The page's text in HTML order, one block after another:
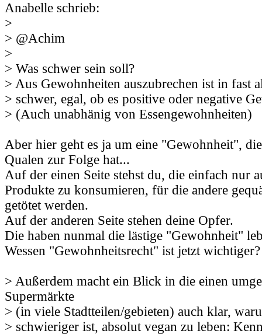
Anabelle schrieb:
>
> @Achim
>
> Was schwer sein soll?
> Aus Gewohnheiten auszubrechen ist in fast
> schwer, egal, ob es positive oder negative
> (Auch unabhänig von Essengewohnheiten)
Aber hier geht es ja um eine "Gewohnheit",
Qualen zur Folge hat...
Auf der einen Seite stehst du, die einfach nur
Produkte zu konsumieren, für die andere
getötet werden.
Auf der anderen Seite stehen deine Opfer.
Die haben nunmal die lästige "Gewohnheit"
Wessen "Gewohnheitsrecht" ist jetzt wichtiger?
> Außerdem macht ein Blick in die einen
Supermärkte
> (in viele Stadtteilen/gebieten) auch klar,
> schwieriger ist, absolut vegan zu leben: